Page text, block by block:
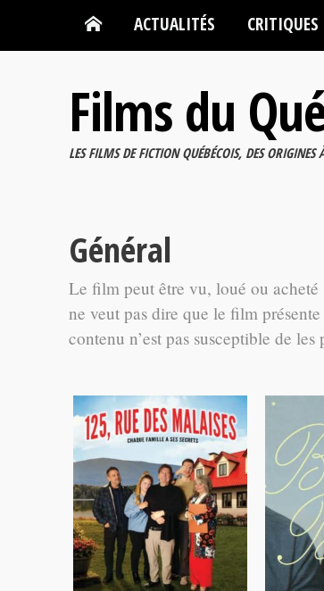
ACTUALITÉS CRITIQUES
Films du
LES FILMS DE FICTION QUÉBÉCOIS, DES ORIGINES
Général
Le film peut être vu, loué ou acheté
ne veut pas dire que le film
contenu n’est pas susceptible de les